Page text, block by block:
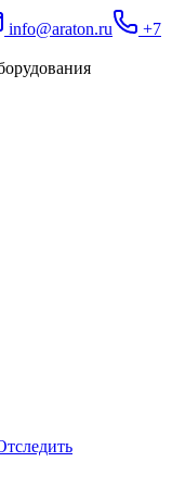
info@araton.ru
+7